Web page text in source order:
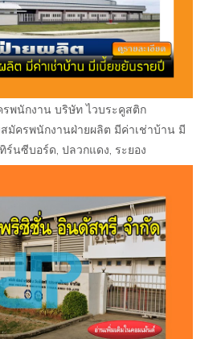
พนักงาน บริษัท ไวบระคูสติก
สมัครพนักงานฝ่ายผลิต มีค่าเช่าบ้าน มี
ร์นซีบอร์ด, ปลวกแดง, ระยอง